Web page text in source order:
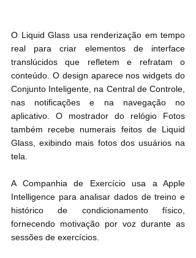
O Liquid Glass usa renderização em tempo
real para criar elementos de interface
translúcidos que refletem e refratam o
conteúdo. O design aparece nos widgets do
Conjunto Inteligente, na Central de Controle,
nas notificações e na navegação no
aplicativo. O mostrador do relógio Fotos
também recebe numerais feitos de Liquid
Glass, exibindo mais fotos dos usuários na
tela.
A Companhia de Exercício usa a Apple
Intelligence para analisar dados de treino e
histórico de condicionamento físico,
fornecendo motivação por voz durante as
sessões de exercícios.